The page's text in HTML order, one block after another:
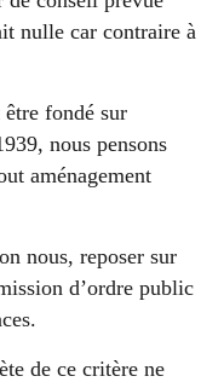
nulle car contraire à
fondé sur
nous pensons
aménagement
nous, reposer sur
d’ordre public
de ce critère ne